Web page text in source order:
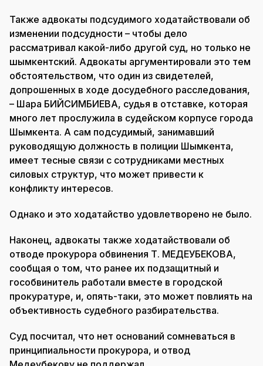
Также адвокаты подсудимого ходатайствовали об
изменении подсудности – чтобы дело
рассматривал какой-либо другой суд, но только не
шымкентский. Адвокаты аргументировали это тем
обстоятельством, что один из свидетелей,
допрошенных в ходе досудебного расследования,
– Шара БИЙСИМБИЕВА, судья в отставке, которая
много лет прослужила в судейском корпусе города
Шымкента. А сам подсудимый, занимавший
руководящую должность в полиции Шымкента,
имеет тесные связи с сотрудниками местных
силовых структур, что может привести к
конфликту интересов.
Однако и это ходатайство удовлетворено не было.
Наконец, адвокаты также ходатайствовали об
отводе прокурора обвинения Т. МЕДЕУБЕКОВА,
сообщая о том, что ранее их подзащитный и
гособвинитель работали вместе в городской
прокуратуре, и, опять-таки, это может повлиять на
объективность судебного разбирательства.
Суд посчитал, что нет оснований сомневаться в
принципиальности прокурора, и отвод